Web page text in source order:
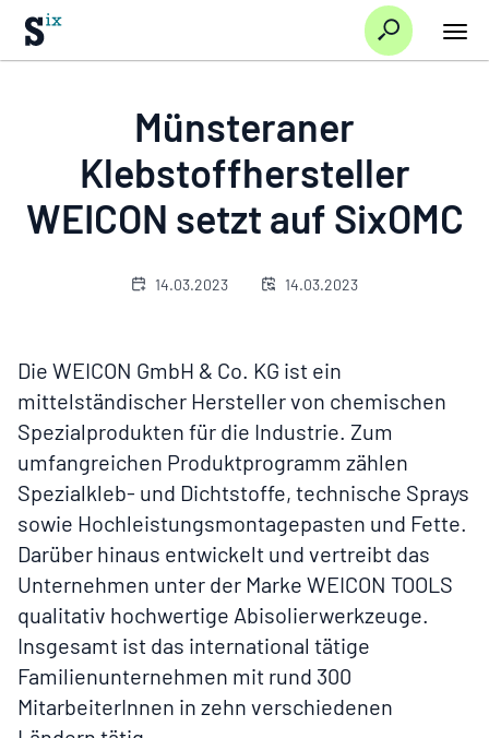
Suche
uns
Aktuelles
Münsteraner
Klebstoffhersteller
WEICON setzt auf SixOMC
14.03.2023 14.03.2023
Die WEICON GmbH & Co. KG ist ein
mittelständischer Hersteller von chemischen
Spezialprodukten für die Industrie. Zum
umfangreichen Produktprogramm zählen
Spezialkleb- und Dichtstoffe, technische Sprays
sowie Hochleistungsmontagepasten und Fette.
Darüber hinaus entwickelt und vertreibt das
Unternehmen unter der Marke WEICON TOOLS
qualitativ hochwertige Abisolierwerkzeuge.
Insgesamt ist das international tätige
Familienunternehmen mit rund 300
MitarbeiterInnen in zehn verschiedenen